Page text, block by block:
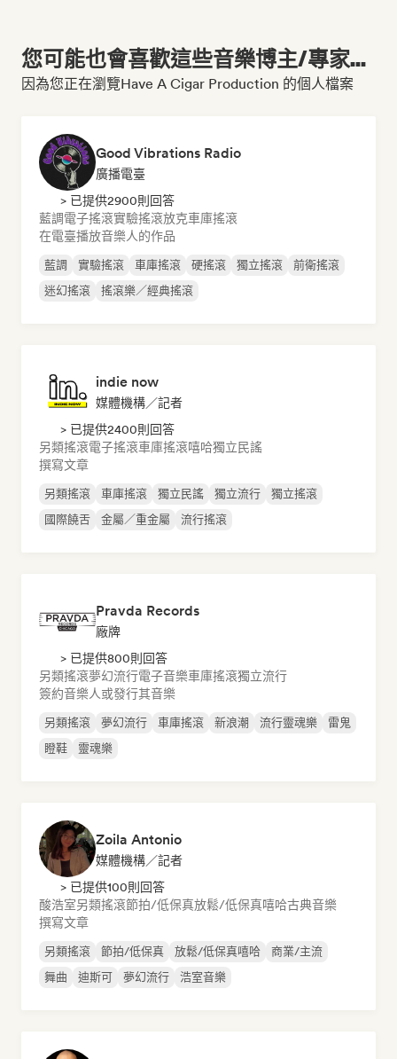
您可能也會喜歡這些音樂博主/專家...
因為您正在瀏覽Have A Cigar Production 的個人檔案
Good Vibrations Radio
廣播電臺
> 已提供2900則回答
藍調電子搖滾實驗搖滾放克車庫搖滾
在電臺播放音樂人的作品
藍調 實驗搖滾 車庫搖滾 硬搖滾 獨立搖滾
前衛搖滾
迷幻搖滾
搖滾樂／經典搖滾
indie now
媒體機構／記者
> 已提供2400則回答
另類搖滾電子搖滾車庫搖滾嘻哈獨立民謠
撰寫文章
另類搖滾 車庫搖滾 獨立民謠 獨立流行
獨立搖滾
國際饒舌
金屬／重金屬 流行搖滾
Pravda Records
廠牌
> 已提供800則回答
另類搖滾夢幻流行電子音樂車庫搖滾獨立流行
簽約音樂人或發行其音樂
另類搖滾 夢幻流行 車庫搖滾 新浪潮 流行靈魂樂
雷鬼
瞪鞋
靈魂樂
Zoila Antonio
媒體機構／記者
> 已提供100則回答
酸浩室另類搖滾節拍/低保真放鬆/低保真嘻哈古典音樂
撰寫文章
另類搖滾 節拍/低保真 放鬆/低保真嘻哈
商業/主流
舞曲
迪斯可 夢幻流行 浩室音樂